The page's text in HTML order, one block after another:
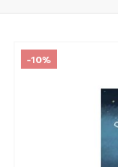
-10%